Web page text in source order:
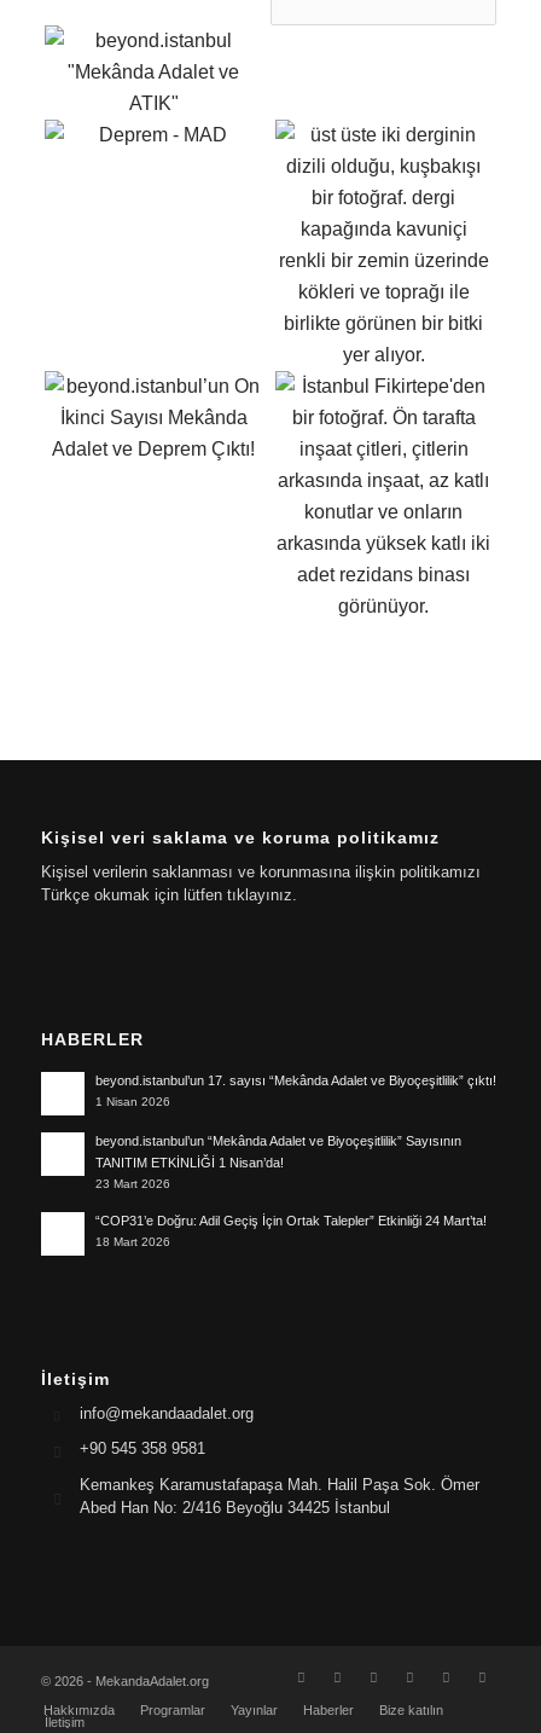
Kişisel veri saklama ve koruma politikamız
Kişisel verilerin saklanması ve korunmasına ilişkin politikamızı
Türkçe okumak için lütfen tıklayınız.
HABERLER
beyond.istanbul’un 17. sayısı “Mekânda Adalet ve Biyoçeşitlilik” çıktı!
1 Nisan 2026
beyond.istanbul’un “Mekânda Adalet ve Biyoçeşitlilik” Sayısının
TANITIM ETKİNLİĞİ 1 Nisan’da!
23 Mart 2026
“COP31’e Doğru: Adil Geçiş İçin Ortak Talepler” Etkinliği 24 Mart’ta!
18 Mart 2026
İletişim
info@mekandaadalet.org
+90 545 358 9581
Kemankeş Karamustafapaşa Mah. Halil Paşa Sok. Ömer
Abed Han No: 2/416 Beyoğlu 34425 İstanbul
© 2026 - MekandaAdalet.org
Hakkımızda
Programlar Yayınlar Haberler
Bize katılın
İletişim